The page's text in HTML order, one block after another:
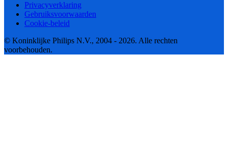
Privacyverklaring
Gebruiksvoorwaarden
Cookie-beleid
© Koninklijke Philips N.V., 2004 - 2026. Alle rechten
voorbehouden.